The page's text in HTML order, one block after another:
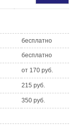
бесплатно
бесплатно
от 170 руб.
215 руб.
350 руб.